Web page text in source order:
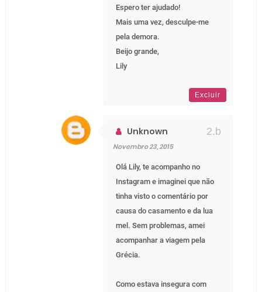
Espero ter ajudado!
Mais uma vez, desculpe-me
pela demora.
Beijo grande,
Lily
Excluir
Unknown
Novembro 23, 2015
Olá Lily, te acompanho no
Instagram e imaginei que não
tinha visto o comentário por
causa do casamento e da lua
mel. Sem problemas, amei
acompanhar a viagem pela
Grécia.
Como estava insegura com